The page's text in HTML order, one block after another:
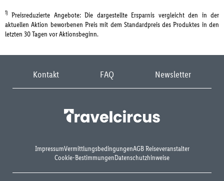
1) Preisreduzierte Angebote: Die dargestellte Ersparnis vergleicht den in der
aktuellen Aktion beworbenen Preis mit dem Standardpreis des Produktes in den
letzten 30 Tagen vor Aktionsbeginn.
Kontakt FAQ Newsletter
ImpressumVermittlungsbedingungenAGB Reiseveranstalter
Cookie-BestimmungenDatenschutzhinweise